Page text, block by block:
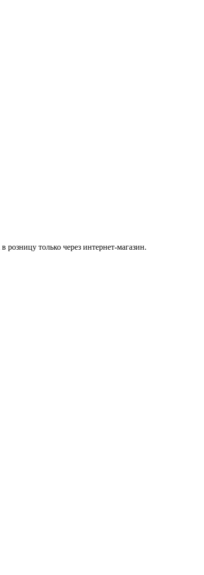
только через интернет-магазин.